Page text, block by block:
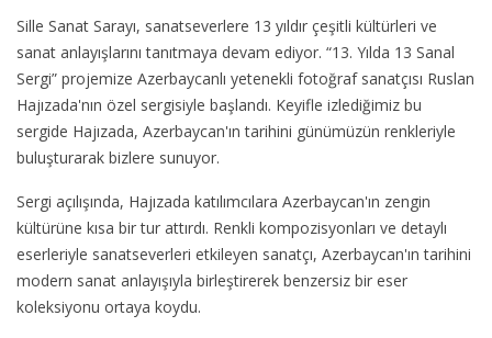
Sille Sanat Sarayı, sanatseverlere 13 yıldır çeşitli kültürleri ve
sanat anlayışlarını tanıtmaya devam ediyor. “13. Yılda 13 Sanal
Sergi” projemize Azerbaycanlı yetenekli fotoğraf sanatçısı Ruslan
Hajızada'nın özel sergisiyle başlandı. Keyifle izlediğimiz bu
sergide Hajızada, Azerbaycan'ın tarihini günümüzün renkleriyle
buluşturarak bizlere sunuyor.
Sergi açılışında, Hajızada katılımcılara Azerbaycan'ın zengin
kültürüne kısa bir tur attırdı. Renkli kompozisyonları ve detaylı
eserleriyle sanatseverleri etkileyen sanatçı, Azerbaycan'ın tarihini
modern sanat anlayışıyla birleştirerek benzersiz bir eser
koleksiyonu ortaya koydu.